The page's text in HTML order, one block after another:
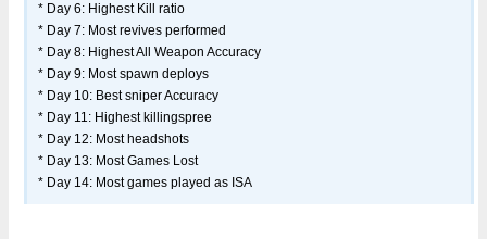
* Day 6: Highest Kill ratio
* Day 7: Most revives performed
* Day 8: Highest All Weapon Accuracy
* Day 9: Most spawn deploys
* Day 10: Best sniper Accuracy
* Day 11: Highest killingspree
* Day 12: Most headshots
* Day 13: Most Games Lost
* Day 14: Most games played as ISA